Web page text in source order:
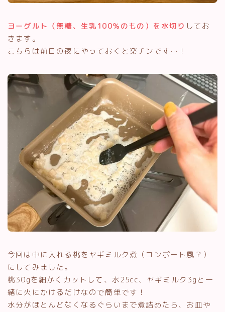
ヨーグルト（無糖、生乳100％のもの）を水切り してお
きます。
こちらは前日の夜にやっておくと楽チンです…！
今回は中に入れる桃をヤギミルク煮（コンポート風？）
にしてみました。
桃30gを細かくカットして、水25cc、ヤギミルク3gと一
緒に火にかけるだけなので簡単です！
水分がほとんどなくなるぐらいまで煮詰めたら、お皿や